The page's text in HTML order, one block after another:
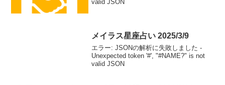
valid JSON
メイラス星座占い 2025/3/9
エラー: JSONの解析に失敗しました -
Unexpected token '#', "#NAME?" is not
valid JSON